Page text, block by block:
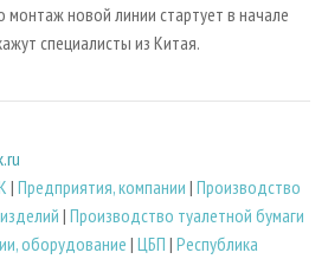
монтаж новой линии стартует в начале
специалисты из Китая.
| Предприятия, компании | Производство
| Производство туалетной бумаги
оборудование | ЦБП | Республика